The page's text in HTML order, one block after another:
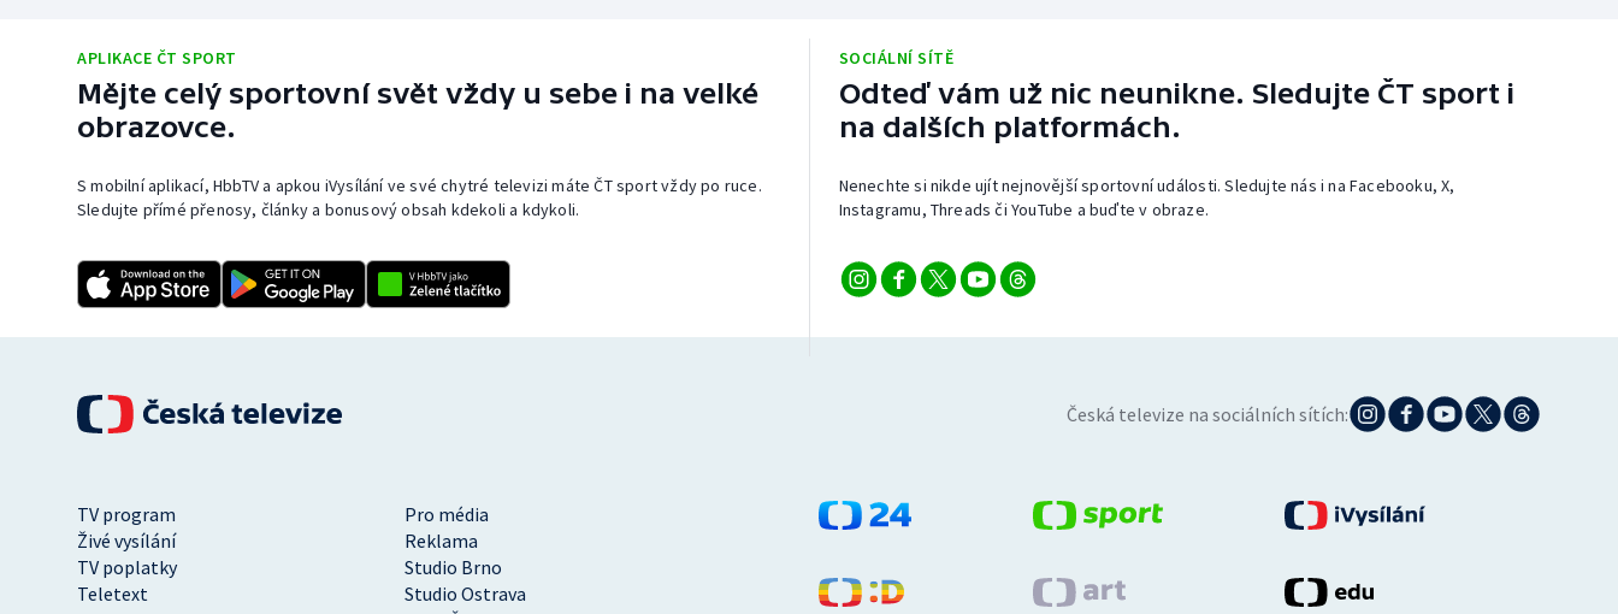
APLIKACE ČT SPORT
Mějte celý sportovní svět vždy u sebe i na velké
obrazovce.
S mobilní aplikací, HbbTV a apkou iVysílání ve své chytré televizi máte ČT sport vždy po ruce.
Sledujte přímé přenosy, články a bonusový obsah kdekoli a kdykoli.
SOCIÁLNÍ SÍTĚ
Odteď vám už nic neunikne. Sledujte ČT sport i
na dalších platformách.
Nenechte si nikde ujít nejnovější sportovní události. Sledujte nás i na Facebooku, X,
Instagramu, Threads či YouTube a buďte v obraze.
Česká televize na sociálních sítích:
TV program
Pro média
Živé vysílání
Reklama
TV poplatky
Studio Brno
Teletext
Studio Ostrava